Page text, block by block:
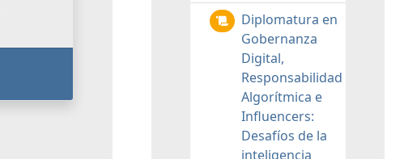
Diplomatura en
Gobernanza
Digital,
Responsabilidad
Algorítmica e
Influencers:
Desafíos de la
inteligencia